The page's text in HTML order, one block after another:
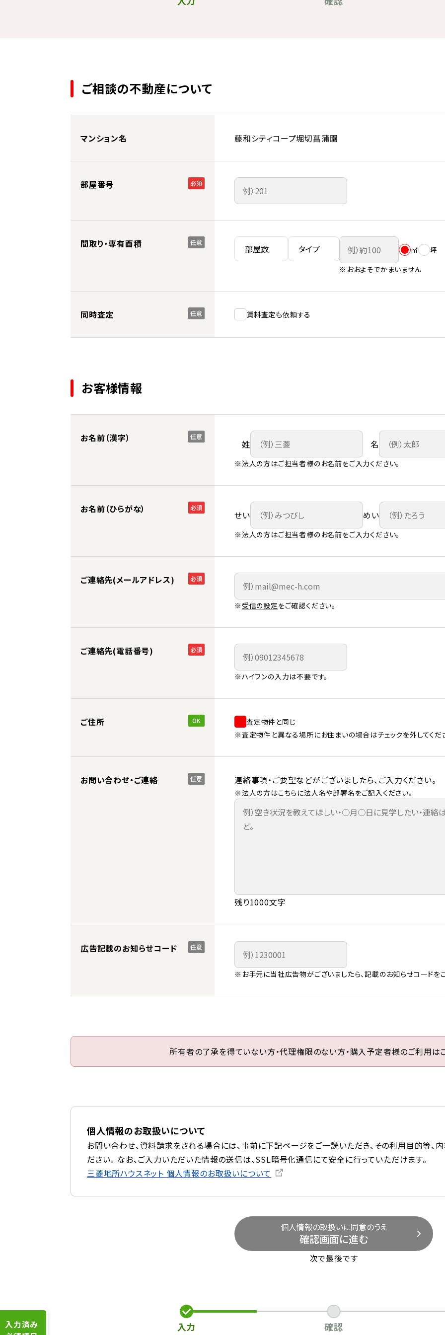
ご相談の不動産について
マンション名 藤和シティコープ堀切菖蒲園
部屋番号 必須
間取り・専有面積 任意
㎡
坪
※おおよそでかまいません
同時査定 任意 賃料査定も依頼する
お客様情報
お名前（漢字） 任意
姓 名
※法人の方はご担当者様のお名前をご入力ください。
お名前（ひらがな） 必須
せい めい
※法人の方はご担当者様のお名前をご入力ください。
ご連絡先(メールアドレス) 必須
※ 受信の設定をご確認ください。
ご連絡先(電話番号) 必須
※ハイフンの入力は不要です。
ご住所 OK
査定物件と同じ
※査定物件と異なる場所にお住まいの場合はチェックを外してくだ
お問い合わせ・ご連絡 任意 連絡事項・ご要望などがございましたら、ご入力ください。
※法人の方はこちらに法人名や部署名をご記入ください。
残り1000文字
広告記載のお知らせコード 任意
※お手元に当社広告物がございましたら、記載のお知らせコードを
所有者の了承を得ていない方・代理権限のない方・購入予定者様のご利用は
個人情報のお取扱いについて
お問い合わせ、資料請求をされる場合には、事前に下記ページをご一読いただき、その利用目的等、
ださい。 なお、ご入力いただいた情報の送信は、SSL暗号化通信にて安全に行っていただけます。
三菱地所ハウスネット 個人情報のお取扱いについて
個人情報の取扱いに同意のうえ
確認画面に進む
次で最後です
入力 確認
入力済み